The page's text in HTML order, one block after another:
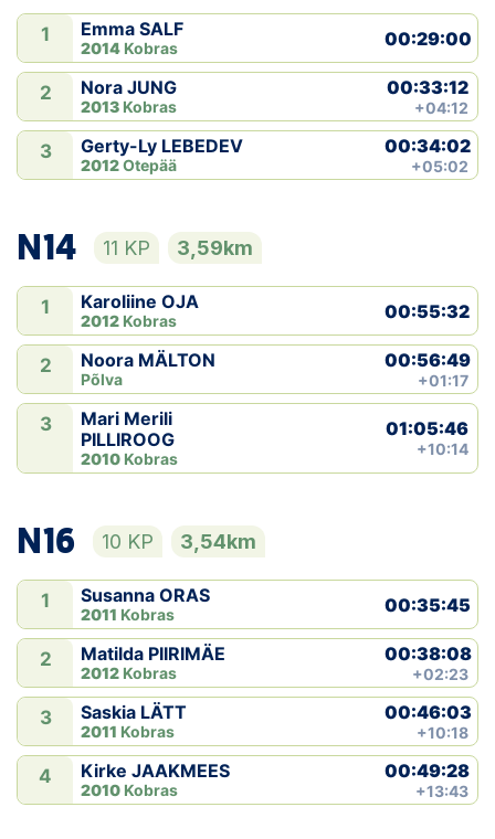
1 Emma SALF
2014 Kobras 00:29:00
2 Nora JUNG
2013 Kobras
00:33:12
+04:12
3 Gerty-Ly LEBEDEV
2012Otepää
00:34:02
+05:02
N14 11 KP 3,59km
1 Karoliine OJA
2012 Kobras 00:55:32
2 Noora MÄLTON
Põlva
00:56:49
+01:17
3
Mari Merili
PILLIROOG
2010 Kobras
01:05:46
+10:14
N16 10 KP 3,54km
1 Susanna ORAS
2011 Kobras 00:35:45
2 Matilda PIIRIMÄE
2012 Kobras
00:38:08
+02:23
3 Saskia LÄTT
2011 Kobras
00:46:03
+10:18
4 Kirke JAAKMEES
2010 Kobras
00:49:28
+13:43